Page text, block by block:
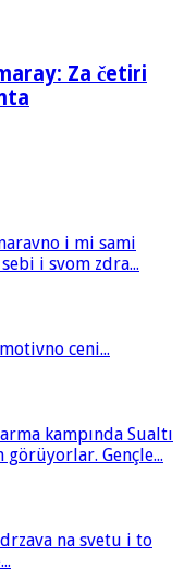
Za četiri
i mi sami
i svom zdra...
ceni...
kampında Sualtı
Gençle...
na svetu i to